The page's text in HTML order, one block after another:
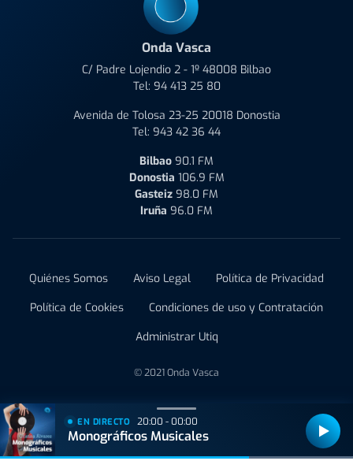
Onda Vasca
C/ Padre Lojendio 2 - 1º 48008 Bilbao
Tel: 94 413 25 80
Avenida de Tolosa 23-25 20018 Donostia
Tel: 943 42 36 44
Bilbao 90.1 FM
Donostia 106.9 FM
Gasteiz 98.0 FM
Iruña 96.0 FM
Quiénes Somos Aviso Legal
Política de Privacidad
Política de Cookies
Condiciones de uso y Contratación
Administrar Utiq
© 2021 Onda Vasca
EN DIRECTO 20:00 - 00:00
Monográficos Musicales